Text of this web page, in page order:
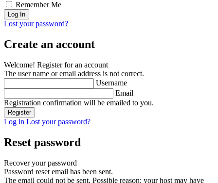
Remember Me
Lost your password?
Create an account
Welcome! Register for an account
The user name or email address is not correct.
Username
Email
Registration confirmation will be emailed to you.
Log in Lost your password?
Reset password
Recover your password
Password reset email has been sent.
The email could not be sent. Possible reason: your host may have